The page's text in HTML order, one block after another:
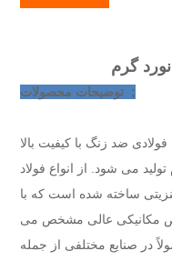
گرم
توضیحات محصولات ;
ضد زنگ با کیفیت بالا
می شود. از انواع فولاد
ساخته شده است که با
مکانیکی عالی مشخص می
در صنایع مختلفی از جمله